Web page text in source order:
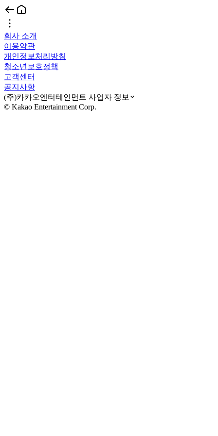
회사 소개
이용약관
개인정보처리방침
청소년보호정책
고객센터
공지사항
(주)카카오엔터테인먼트 사업자 정보
© Kakao Entertainment Corp.